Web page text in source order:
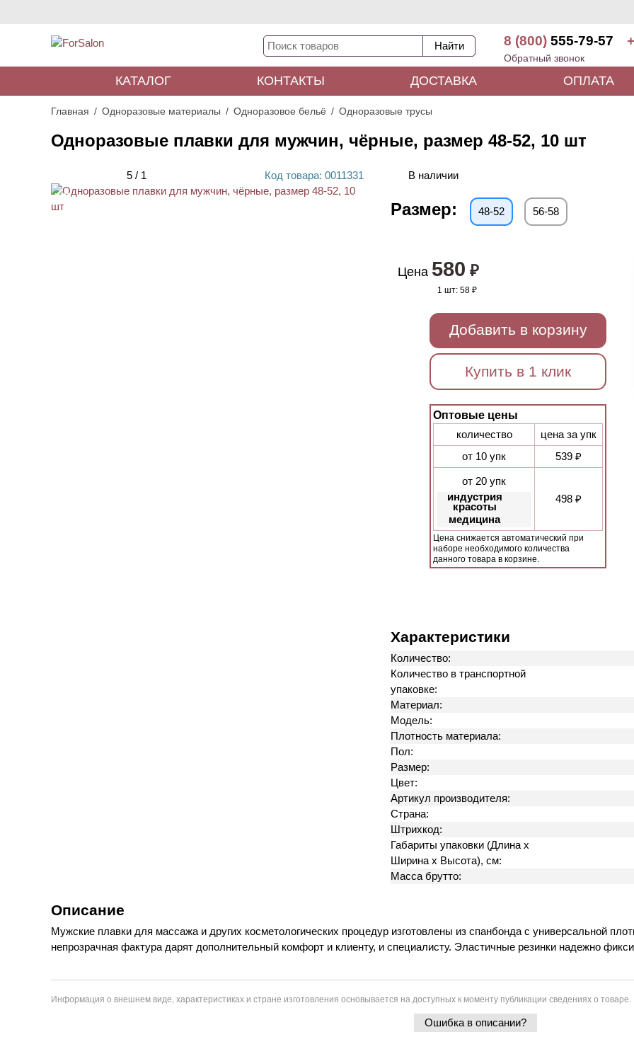
8 (800) 555-79-57
Обратный звонок
КАТАЛОГ КОНТАКТЫ ДОСТАВКА ОПЛАТА
Главная Одноразовые материалы Одноразовое бельё Одноразовые трусы
Одноразовые плавки для мужчин, чёрные, размер 48-52, 10 шт
5 / 1 Код товара: 0011331
ХИТ
В наличии
Размер: 48-52 56-58
Цена 580 ₽
1 шт: 58 ₽
Добавить в корзину
Купить в 1 клик
Оптовые цены
количество
цена за упк
от 10 упк
539 ₽
от 20 упк
индустрия
красоты
медицина
498 ₽
Цена снижается автоматический при
наборе необходимого количества
данного товара в корзине.
Характеристики
Количество:
Количество в транспортной
упаковке:
Материал:
Модель:
Плотность материала:
Пол:
Размер:
Цвет:
Артикул производителя:
Страна:
Штрихкод:
Габариты упаковки (Длина х
Ширина х Высота), см:
Масса брутто:
Описание
Мужские плавки для массажа и других косметологических процедур изготовлены из спанбонда с универсальной
непрозрачная фактура дарят дополнительный комфорт и клиенту, и специалисту. Эластичные резинки надежно
Информация о внешнем виде, характеристиках и стране изготовления основывается на доступных к моменту публикации сведениях о товаре.
Ошибка в описании?